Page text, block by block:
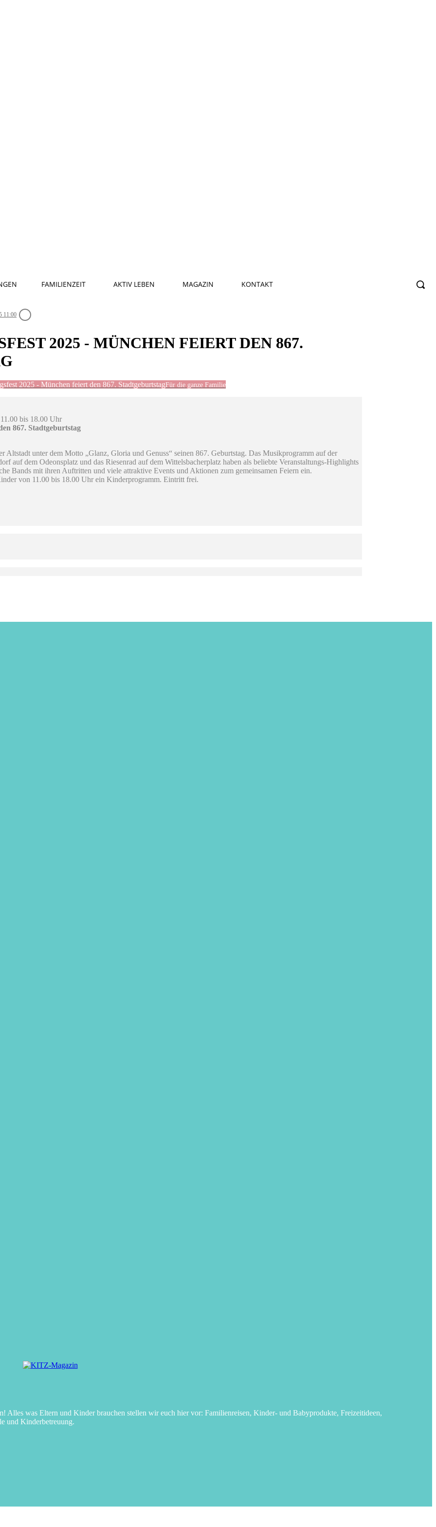
FAMILIENZEIT AKTIV LEBEN MAGAZIN KONTAKT
11:00
2025 - MÜNCHEN FEIERT DEN 867.
2025 - München feiert den 867. StadtgeburtstagFür die ganze Familie
bis 18.00 Uhr
867. Stadtgeburtstag
Altstadt unter dem Motto „Glanz, Gloria und Genuss“ seinen 867. Geburtstag. Das Musikprogramm auf der
auf dem Odeonsplatz und das Riesenrad auf dem Wittelsbacherplatz haben als beliebte Veranstaltungs-Highlights
Bands mit ihren Auftritten und viele attraktive Events und Aktionen zum gemeinsamen Feiern ein.
von 11.00 bis 18.00 Uhr ein Kinderprogramm. Eintritt frei.
was Eltern und Kinder brauchen stellen wir euch hier vor: Familienreisen, Kinder- und Babyprodukte, Freizeitideen,
und Kinderbetreuung.